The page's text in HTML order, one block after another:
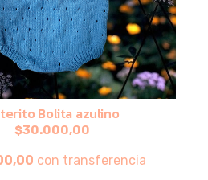
Bolita azulino
$30.000,00
con transferencia